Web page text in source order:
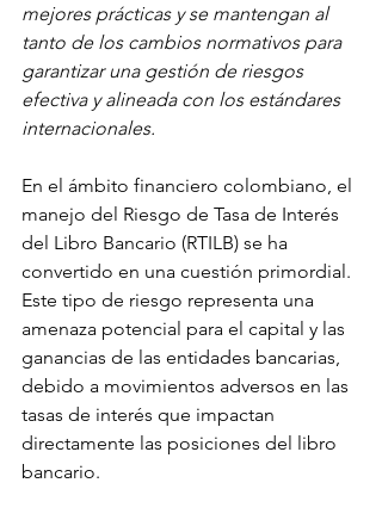
mejores prácticas y se mantengan al
tanto de los cambios normativos para
garantizar una gestión de riesgos
efectiva y alineada con los estándares
internacionales.
En el ámbito financiero colombiano, el
manejo del Riesgo de Tasa de Interés
del Libro Bancario (RTILB) se ha
convertido en una cuestión primordial.
Este tipo de riesgo representa una
amenaza potencial para el capital y las
ganancias de las entidades bancarias,
debido a movimientos adversos en las
tasas de interés que impactan
directamente las posiciones del libro
bancario.